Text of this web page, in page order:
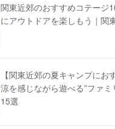
関東近郊のおすすめコテージ
にアウトドアを楽しもう｜関
【関東近郊の夏キャンプにお
涼を感じながら遊べる”ファ
15選